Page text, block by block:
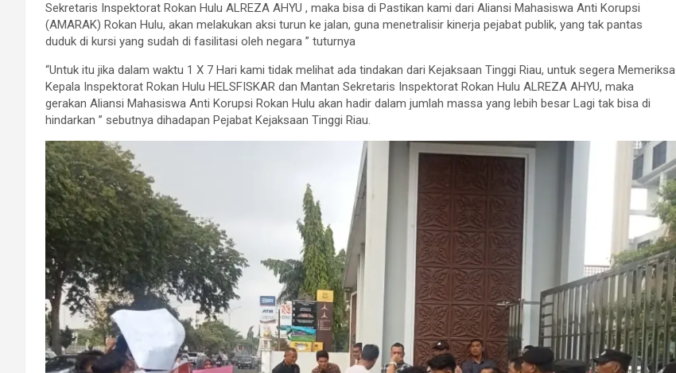
Sekretaris Inspektorat Rokan Hulu ALREZA AHYU , maka bisa di Pastikan kami dari Aliansi Mahasiswa Anti Korupsi
(AMARAK) Rokan Hulu, akan melakukan aksi turun ke jalan, guna menetralisir kinerja pejabat publik, yang tak pantas
duduk di kursi yang sudah di fasilitasi oleh negara ” tuturnya
“Untuk itu jika dalam waktu 1 X 7 Hari kami tidak melihat ada tindakan dari Kejaksaan Tinggi Riau, untuk segera Memeriksa
Kepala Inspektorat Rokan Hulu HELSFISKAR dan Mantan Sekretaris Inspektorat Rokan Hulu ALREZA AHYU, maka
gerakan Aliansi Mahasiswa Anti Korupsi Rokan Hulu akan hadir dalam jumlah massa yang lebih besar Lagi tak bisa di
hindarkan ” sebutnya dihadapan Pejabat Kejaksaan Tinggi Riau.